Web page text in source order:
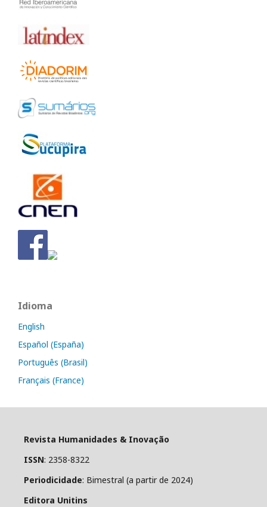
Idioma
English
Español (España)
Português (Brasil)
Français (France)
Revista Humanidades & Inovação
ISSN: 2358-8322
Periodicidade: Bimestral (a partir de 2024)
Editora Unitins